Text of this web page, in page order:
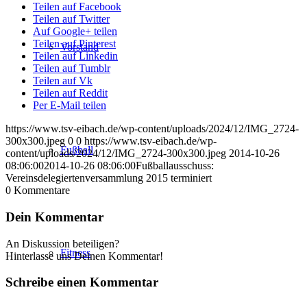
Vorstand
Fußball
Fitness
Teilen auf Facebook
Teilen auf Twitter
Auf Google+ teilen
Teilen auf Pinterest
Teilen auf Linkedin
Teilen auf Tumblr
Teilen auf Vk
Teilen auf Reddit
Per E-Mail teilen
https://www.tsv-eibach.de/wp-content/uploads/2024/12/IMG_2724-
300x300.jpeg 0 0 https://www.tsv-eibach.de/wp-
content/uploads/2024/12/IMG_2724-300x300.jpeg 2014-10-26
08:06:002014-10-26 08:06:00Fußballausschuss:
Vereinsdelegiertenversammlung 2015 terminiert
0 Kommentare
Dein Kommentar
An Diskussion beteiligen?
Hinterlasse uns Deinen Kommentar!
Schreibe einen Kommentar